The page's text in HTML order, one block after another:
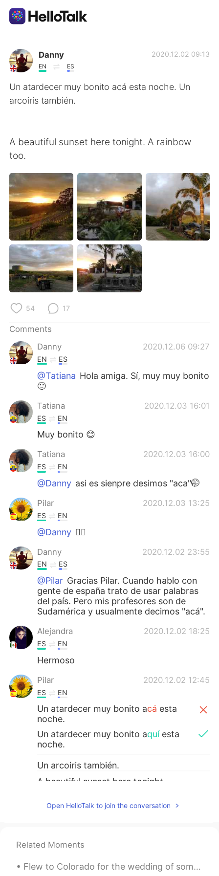
Language Exchange App
AI Grammar Checker
English
简体中文 繁體中文
Español العربية
Français Deutsch
日本語 한국어
Русский ไทย
Indonesia Italiano
Türkçe Tiếng Việt
Danny
EN ES
2020.12.02 09:13
Un atardecer muy bonito acá esta noche. Un
arcoiris también.
A beautiful sunset here tonight. A rainbow
too.
54 17
Comments
Danny
2020.12.06 09:27
EN ES
@Tatiana Hola amiga. Sí, muy muy bonito
🙂
Tatiana 2020.12.03 16:01
ES EN
Muy bonito 😊
Tatiana 2020.12.03 16:00
ES EN
@Danny asi es sienpre desimos "aca"🤭
Pilar 2020.12.03 13:25
ES EN
@Danny 👍🏻
Danny 2020.12.02 23:55
EN ES
@Pilar Gracias Pilar. Cuando hablo con
gente de españa trato de usar palabras
del país. Pero mis profesores son de
Sudamérica y usualmente decimos "acá".
Alejandra 2020.12.02 18:25
ES EN
Hermoso
Pilar 2020.12.02 12:45
ES EN
Un atardecer muy bonito acáesta
noche.
Un atardecer muy bonito aquíesta
noche.
Un arcoiris también.
A beautiful sunset here tonight.
Desert rose 2020.12.02 10:59
Open HelloTalk to join the conversation
Related Moments
Flew to Colorado for the wedding of some good friends and was able to squeeze in some time for a ...